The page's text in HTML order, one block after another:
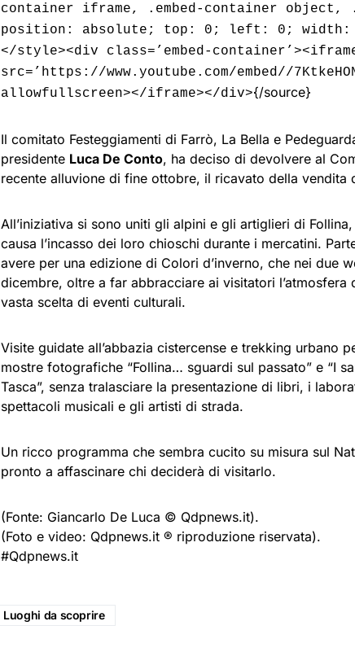
container iframe, .embed-container object,
position: absolute; top: 0; left: 0; width:
</style><div class=’embed-
src=’https://www.youtube.com/embed//
allowfullscreen></iframe></div>{/source}
Il comitato Festeggiamenti di Farrò, La Bella e
presidente Luca De Conto, ha deciso di devolvere al
recente alluvione di fine ottobre, il ricavato della vendita
All’iniziativa si sono uniti gli alpini e gli artiglieri di
causa l’incasso dei loro chioschi durante i mercatini.
avere per una edizione di Colori d’inverno, che nei due
dicembre, oltre a far abbracciare ai visitatori l’atmosfera
vasta scelta di eventi culturali.
Visite guidate all’abbazia cistercense e trekking urbano
mostre fotografiche “Follina… sguardi sul passato” e “I
Tasca”, senza tralasciare la presentazione di libri, i
spettacoli musicali e gli artisti di strada.
Un ricco programma che sembra cucito su misura sul
pronto a affascinare chi deciderà di visitarlo.
(Fonte: Giancarlo De Luca © Qdpnews.it).
(Foto e video: Qdpnews.it ® riproduzione riservata).
#Qdpnews.it
Luoghi da scoprire